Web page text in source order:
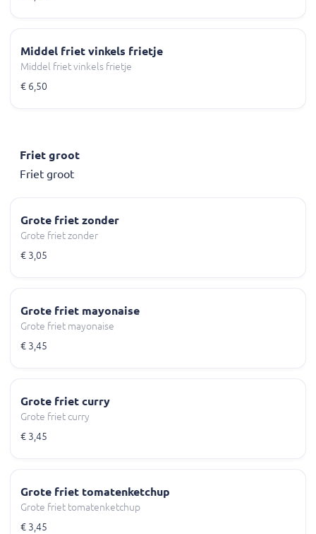
Middel friet vinkels frietje
Middel friet vinkels frietje
€ 6,50
Friet groot
Friet groot
Grote friet zonder
Grote friet zonder
€ 3,05
Grote friet mayonaise
Grote friet mayonaise
€ 3,45
Grote friet curry
Grote friet curry
€ 3,45
Grote friet tomatenketchup
Grote friet tomatenketchup
€ 3,45